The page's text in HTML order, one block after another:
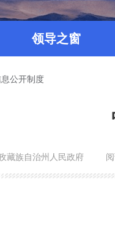
领导之窗
公开制度
藏族自治州人民政府